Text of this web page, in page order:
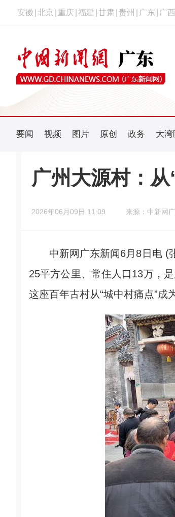
安徽 北京 重庆 福建 甘肃 贵州 广东 广西
要闻 视频 图片 原创 政务 大湾
广州大源村：
2026年06月09日 11:09 来源：中新网
中新网广东新闻6月8日电 (张
25平方公里、常住人口13万，
这座百年古村从“城中村痛点”成